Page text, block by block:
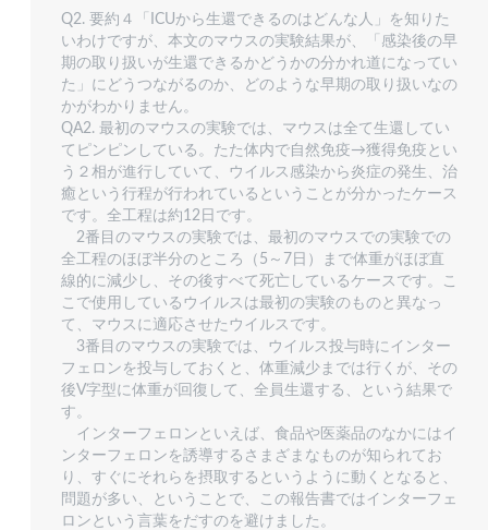
Q2. 要約４「ICUから生還できるのはどんな人」を知りた
いわけですが、本文のマウスの実験結果が、「感染後の早
期の取り扱いが生還できるかどうかの分かれ道になってい
た」にどうつながるのか、どのような早期の取り扱いなの
かがわかりません。
QA2. 最初のマウスの実験では、マウスは全て生還してい
てピンピンしている。たた体内で自然免疫→獲得免疫とい
う２相が進行していて、ウイルス感染から炎症の発生、治
癒という行程が行われているということが分かったケース
です。全工程は約12日です。
2番目のマウスの実験では、最初のマウスでの実験での
全工程のほぼ半分のところ（5～7日）まで体重がほぼ直
線的に減少し、その後すべて死亡しているケースです。こ
こで使用しているウイルスは最初の実験のものと異なっ
て、マウスに適応させたウイルスです。
3番目のマウスの実験では、ウイルス投与時にインター
フェロンを投与しておくと、体重減少までは行くが、その
後V字型に体重が回復して、全員生還する、という結果で
す。
インターフェロンといえば、食品や医薬品のなかにはイ
ンターフェロンを誘導するさまざまなものが知られてお
り、すぐにそれらを摂取するというように動くとなると、
問題が多い、ということで、この報告書ではインターフェ
ロンという言葉をだすのを避けました。